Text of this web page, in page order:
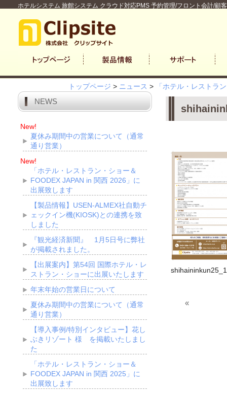
ホテルシステム 旅館システム クラウド対応PMS 予約管理/フロント会計/顧
トップページ > ニュース > 「ホテル・レストラ
shihaininkun25_1
«
NEWS
New!
夏休み期間中の営業について（通常
通り営業）
New!
「ホテル・レストラン・ショー＆
FOODEX JAPAN in 関西 2026」に
出展致します
【製品情報】USEN-ALMEX社自動チ
ェックイン機(KIOSK)との連携を致
しました
『観光経済新聞』 1月5日号に弊社
が掲載されました。
【出展案内】第54回 国際ホテル・レ
ストラン・ショーに出展いたします
年末年始の営業日について
夏休み期間中の営業について（通常
通り営業）
【導入事例/特別インタビュー】花し
ぶきリゾート 様 を掲載いたしまし
た
「ホテル・レストラン・ショー＆
FOODEX JAPAN in 関西 2025」に
出展致します